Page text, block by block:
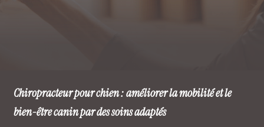
Chiropracteur pour chien : améliorer la mobilité et le
bien-être canin par des soins adaptés